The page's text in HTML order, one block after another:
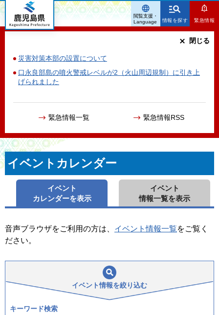
鹿児島県
情報を探す 緊急情報
災害対策本部の設置について
口永良部島の噴火警戒レベルが2（火山周辺規制）に引き上
げられました
緊急情報一覧 緊急情報RSS
閉じる
閲覧支援・
Language
イベントカレンダー
イベント
カレンダーを表示
イベント
情報一覧を表示
音声ブラウザをご利用の方は、 イベント情報一覧をご覧く
ださい。
イベント情報を絞り込む
キーワード検索